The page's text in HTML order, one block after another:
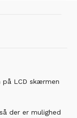
på LCD skærmen
der er mulighed